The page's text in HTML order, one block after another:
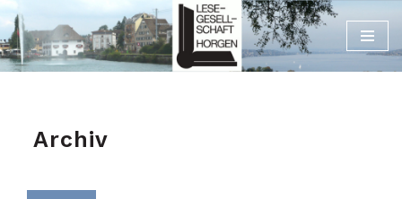
Zum
Inhalt
Archiv